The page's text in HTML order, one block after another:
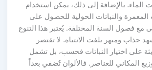
الماء. بالإضافة إلى ذلك، يمكن استخدام
المعمرة والنباتات الحولية للحصول على
مع فصول السنة المختلفة. يُعتبر هذا التنوع
جذاب ومبهر يلفت الانتباه. لا تقتصر
على اختيار النباتات فحسب، بل تشمل
المكاني للعناصر. فالألوان تُضفي بعداً